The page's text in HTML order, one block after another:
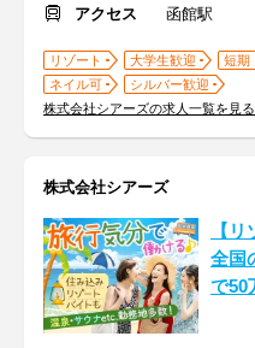
アクセス
函館駅
リゾート 大学生歓迎
短期
ネイル可
シルバー歓迎
株式会社シアーズの求人一覧を見る
株式会社シアーズ
【
全国
で50